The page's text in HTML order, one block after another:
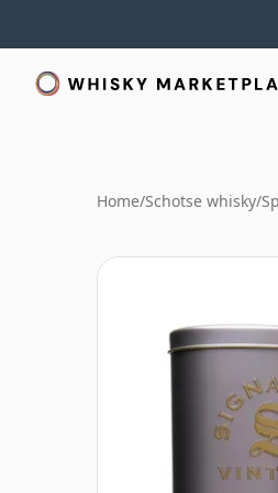
Home/Schotse whisky/